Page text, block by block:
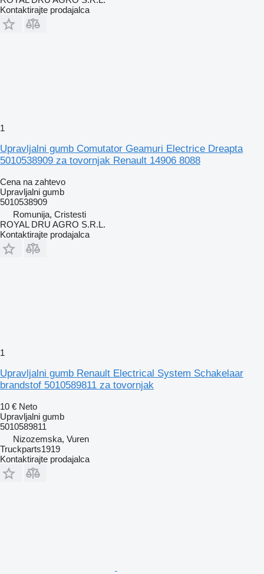
Kontaktirajte prodajalca
1
Upravljalni gumb Comutator Geamuri Electrice Dreapta
5010538909 za tovornjak Renault 14906 8088
Cena na zahtevo
Upravljalni gumb
5010538909
Romunija, Cristesti
ROYAL DRU AGRO S.R.L.
Kontaktirajte prodajalca
1
Upravljalni gumb Renault Electrical System Schakelaar
brandstof 5010589811 za tovornjak
10 € Neto
Upravljalni gumb
5010589811
Nizozemska, Vuren
Truckparts1919
Kontaktirajte prodajalca